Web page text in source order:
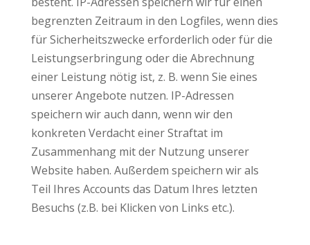
begrenzten Zeitraum in den Logfiles, wenn dies
für Sicherheitszwecke erforderlich oder für die
Leistungserbringung oder die Abrechnung
einer Leistung nötig ist, z. B. wenn Sie eines
unserer Angebote nutzen. IP-Adressen
speichern wir auch dann, wenn wir den
konkreten Verdacht einer Straftat im
Zusammenhang mit der Nutzung unserer
Website haben. Außerdem speichern wir als
Teil Ihres Accounts das Datum Ihres letzten
Besuchs (z.B. bei Klicken von Links etc.).